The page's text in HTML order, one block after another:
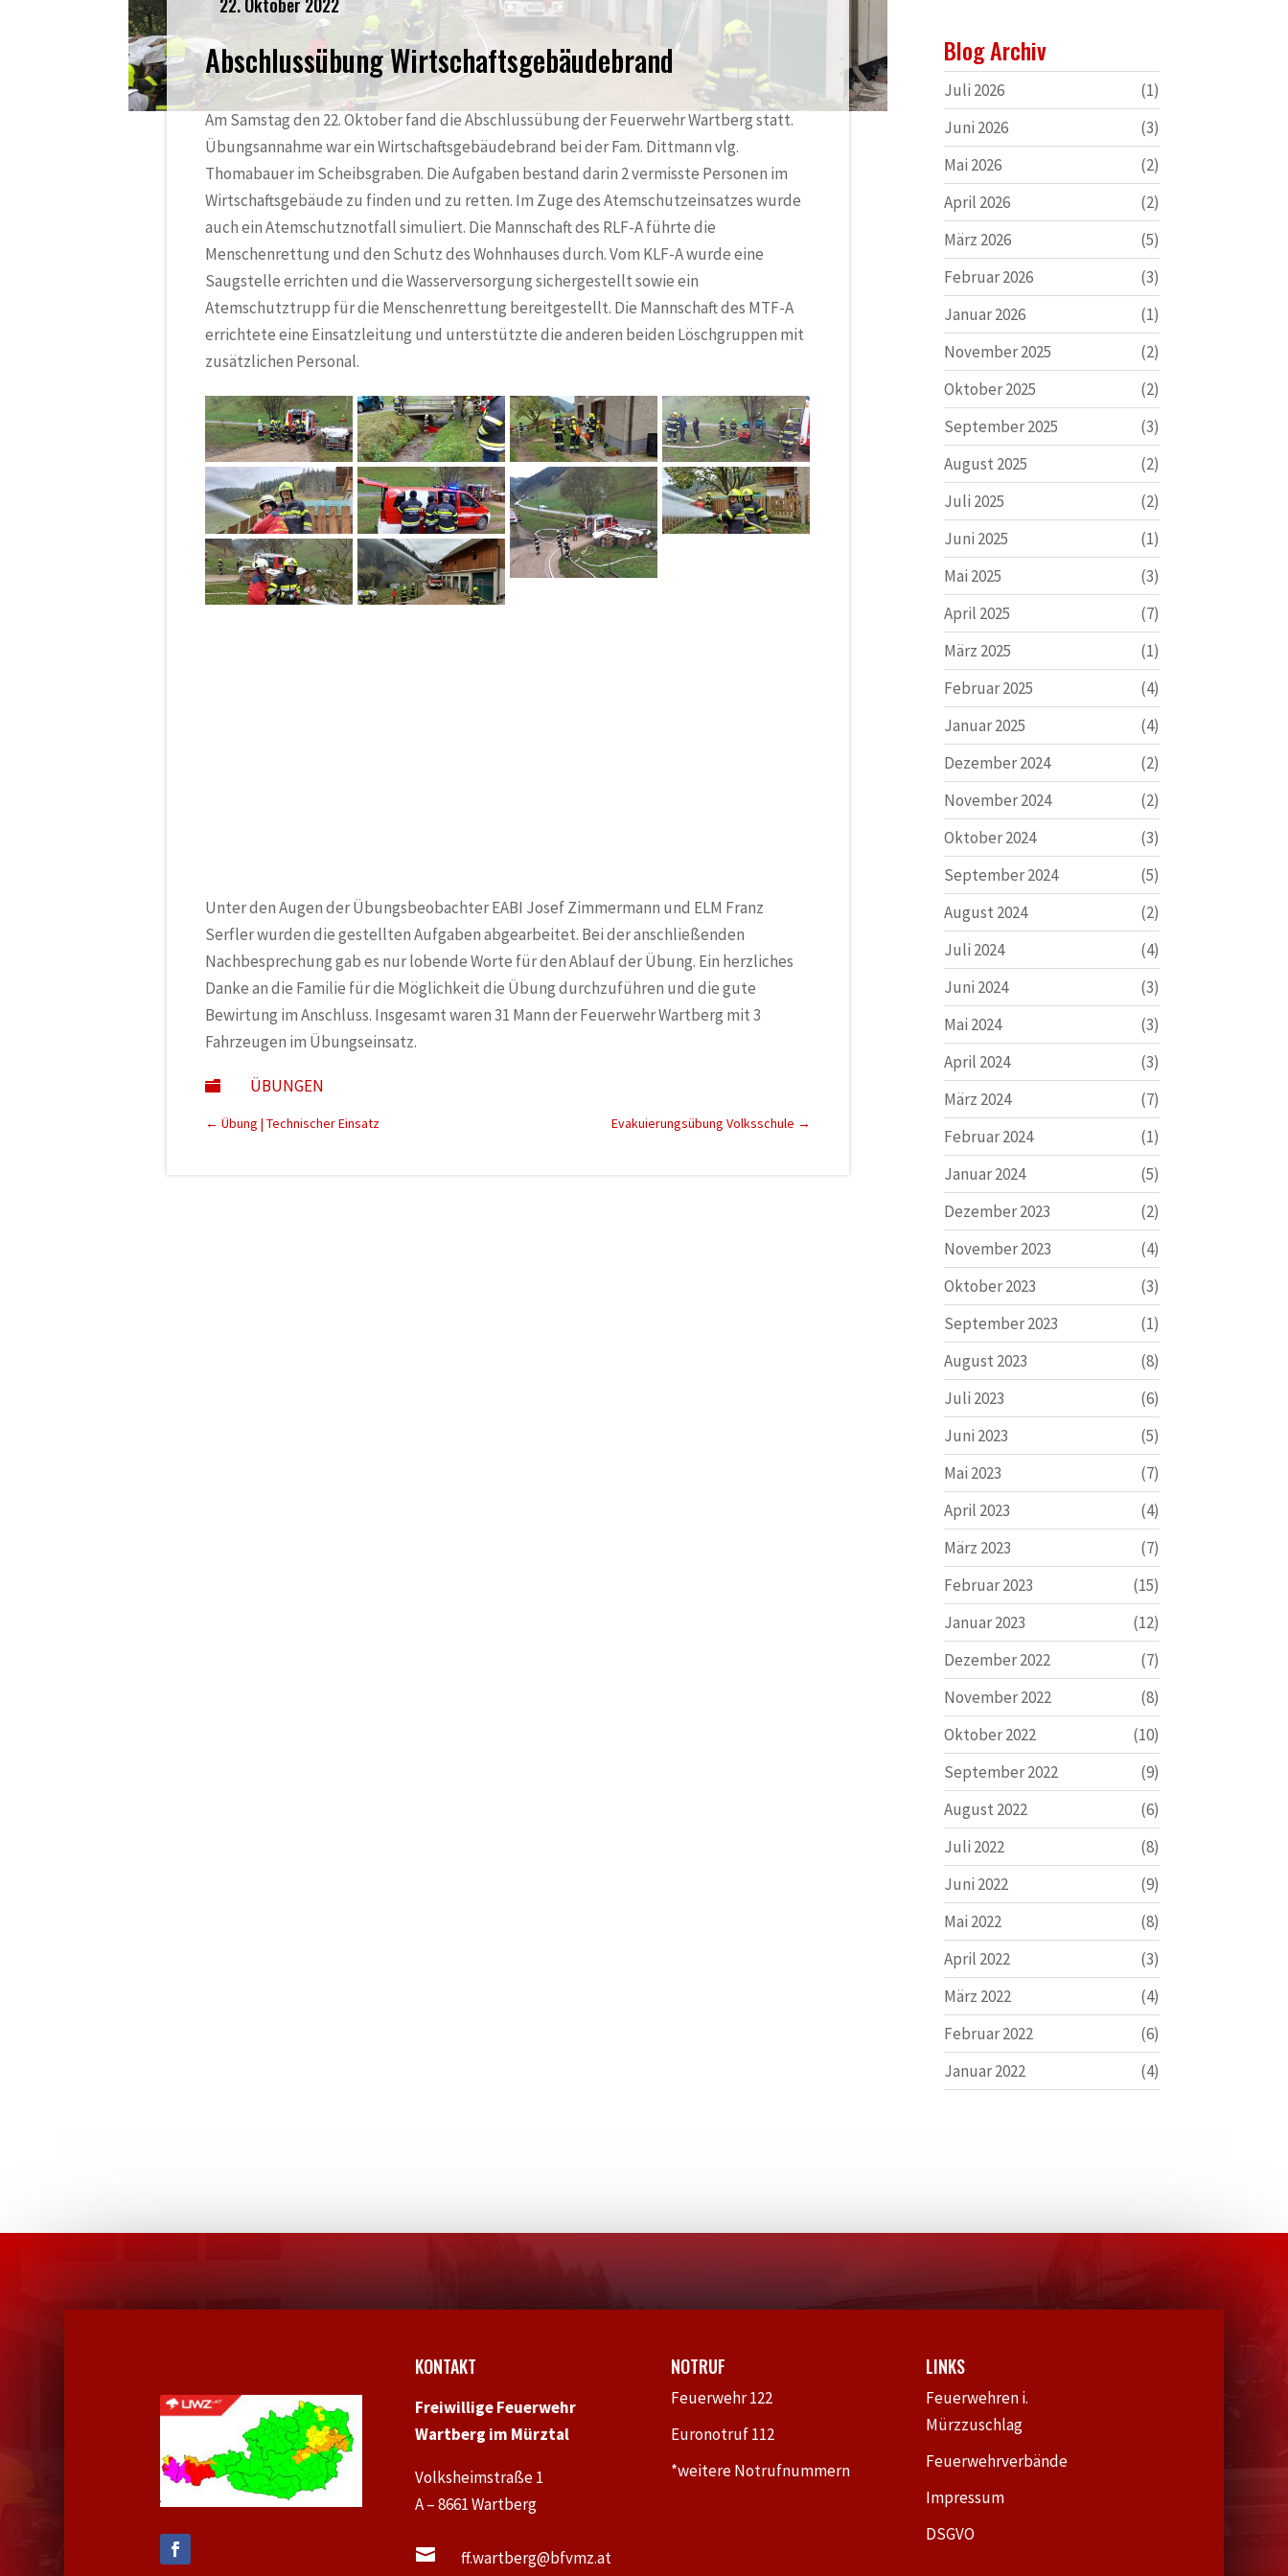
Abschlussübung Wirtschaftsgebäudebrand
Am Samstag den 22. Oktober fand die Abschlussübung der Feuerwehr Wartberg statt.
Übungsannahme war ein Wirtschaftsgebäudebrand bei der Fam. Dittmann vlg.
Thomabauer im Scheibsgraben. Die Aufgaben bestand darin 2 vermisste Personen im
Wirtschaftsgebäude zu finden und zu retten. Im Zuge des Atemschutzeinsatzes wurde
auch ein Atemschutznotfall simuliert. Die Mannschaft des RLF-A führte die
Menschenrettung und den Schutz des Wohnhauses durch. Vom KLF-A wurde eine
Saugstelle errichten und die Wasserversorgung sichergestellt sowie ein
Atemschutztrupp für die Menschenrettung bereitgestellt. Die Mannschaft des MTF-A
errichtete eine Einsatzleitung und unterstützte die anderen beiden Löschgruppen mit
zusätzlichen Personal.
Unter den Augen der Übungsbeobachter EABI Josef Zimmermann und ELM Franz
Serfler wurden die gestellten Aufgaben abgearbeitet. Bei der anschließenden
Nachbesprechung gab es nur lobende Worte für den Ablauf der Übung. Ein herzliches
Danke an die Familie für die Möglichkeit die Übung durchzuführen und die gute
Bewirtung im Anschluss. Insgesamt waren 31 Mann der Feuerwehr Wartberg mit 3
Fahrzeugen im Übungseinsatz.
 ÜBUNGEN
← Übung | Technischer Einsatz Evakuierungsübung Volksschule →
Blog Archiv
Juli 2026
(1)
Juni 2026
(3)
Mai 2026
(2)
April 2026
(2)
März 2026
(5)
Februar 2026
(3)
Januar 2026
(1)
November 2025
(2)
Oktober 2025
(2)
September 2025
(3)
August 2025
(2)
Juli 2025
(2)
Juni 2025
(1)
Mai 2025
(3)
April 2025
(7)
März 2025
(1)
Februar 2025
(4)
Januar 2025
(4)
Dezember 2024
(2)
November 2024
(2)
Oktober 2024
(3)
September 2024
(5)
August 2024
(2)
Juli 2024
(4)
Juni 2024
(3)
Mai 2024
(3)
April 2024
(3)
März 2024
(7)
Februar 2024
(1)
Januar 2024
(5)
Dezember 2023
(2)
November 2023
(4)
Oktober 2023
(3)
September 2023
(1)
August 2023
(8)
Juli 2023
(6)
Juni 2023
(5)
Mai 2023
(7)
April 2023
(4)
März 2023
(7)
Februar 2023
(15)
Januar 2023
(12)
Dezember 2022
(7)
November 2022
(8)
Oktober 2022
(10)
September 2022
(9)
August 2022
(6)
Juli 2022
(8)
Juni 2022
(9)
Mai 2022
(8)
April 2022
(3)
März 2022
(4)
Februar 2022
(6)
Januar 2022
(4)
KONTAKT
Freiwillige Feuerwehr
Wartberg im Mürztal
Volksheimstraße 1
A – 8661 Wartberg
 ff.wartberg@bfvmz.at
NOTRUF
Feuerwehr 122
Euronotruf 112
*weitere Notrufnummern
LINKS
Feuerwehren i.
Mürzzuschlag
Feuerwehrverbände
Impressum
DSGVO